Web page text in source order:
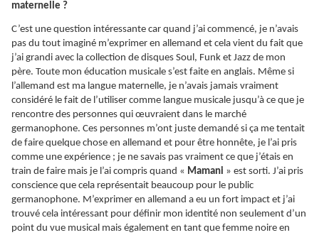
maternelle ?
C’est une question intéressante car quand j’ai commencé, je n’avais
pas du tout imaginé m’exprimer en allemand et cela vient du fait que
j’ai grandi avec la collection de disques Soul, Funk et Jazz de mon
père. Toute mon éducation musicale s’est faite en anglais. Même si
l’allemand est ma langue maternelle, je n’avais jamais vraiment
considéré le fait de l’utiliser comme langue musicale jusqu’à ce que je
rencontre des personnes qui œuvraient dans le marché
germanophone. Ces personnes m’ont juste demandé si ça me tentait
de faire quelque chose en allemand et pour être honnête, je l’ai pris
comme une expérience ; je ne savais pas vraiment ce que j’étais en
train de faire mais je l’ai compris quand « Mamani » est sorti. J’ai pris
conscience que cela représentait beaucoup pour le public
germanophone. M’exprimer en allemand a eu un fort impact et j’ai
trouvé cela intéressant pour définir mon identité non seulement d’un
point du vue musical mais également en tant que femme noire en